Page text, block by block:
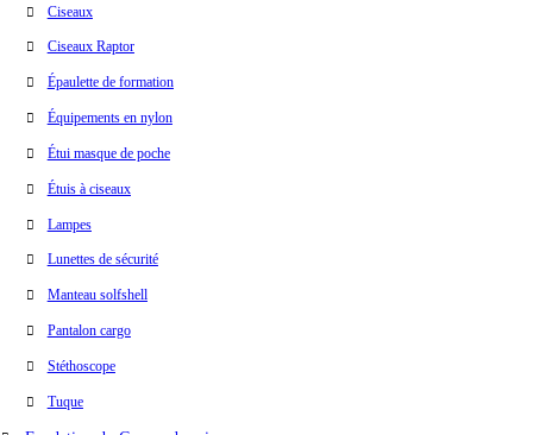
Ciseaux
Ciseaux Raptor
Épaulette de formation
Équipements en nylon
Étui masque de poche
Étuis à ciseaux
Lampes
Lunettes de sécurité
Manteau solfshell
Pantalon cargo
Stéthoscope
Tuque